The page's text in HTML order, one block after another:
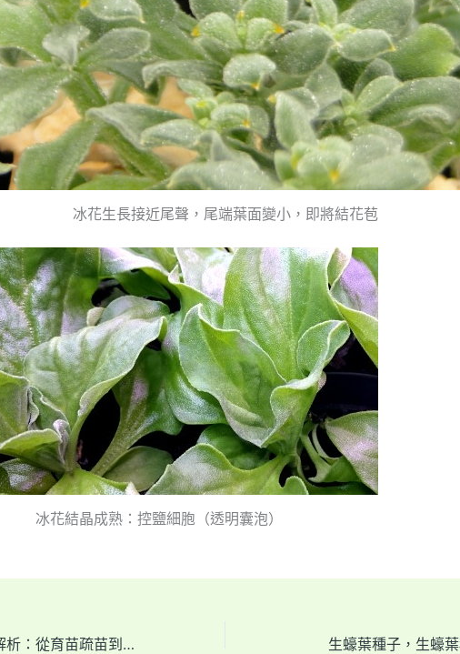
冰花生長接近尾聲，尾端葉面變小，即將結花苞
冰花結晶成熟：控鹽細胞（透明囊泡）
冰花成長週期解析：從育苗疏苗到結晶成熟的透明囊泡（控鹽細胞） 生蠔葉種子，生蠔